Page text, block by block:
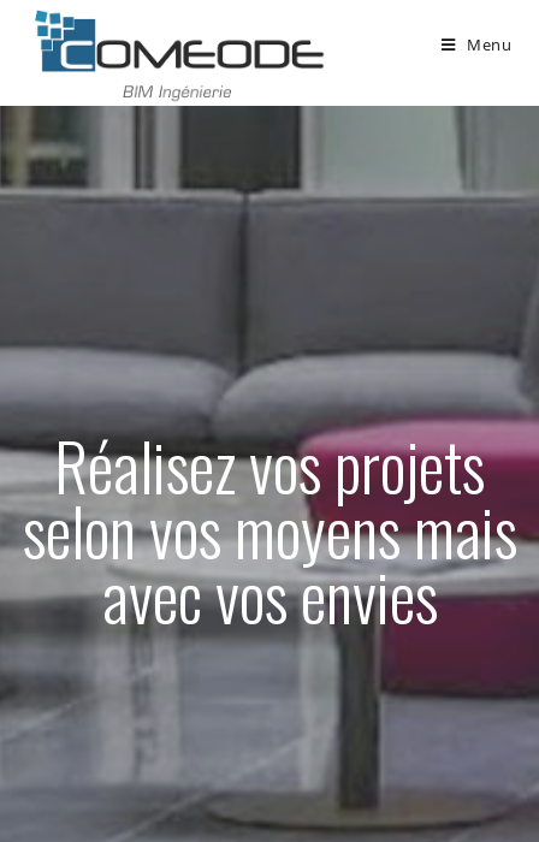
Menu
Réalisez vos projets
selon vos moyens mais
avec vos envies